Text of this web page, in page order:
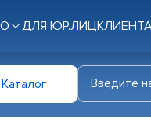
ДЛЯ ЮР.ЛИЦ
Каталог